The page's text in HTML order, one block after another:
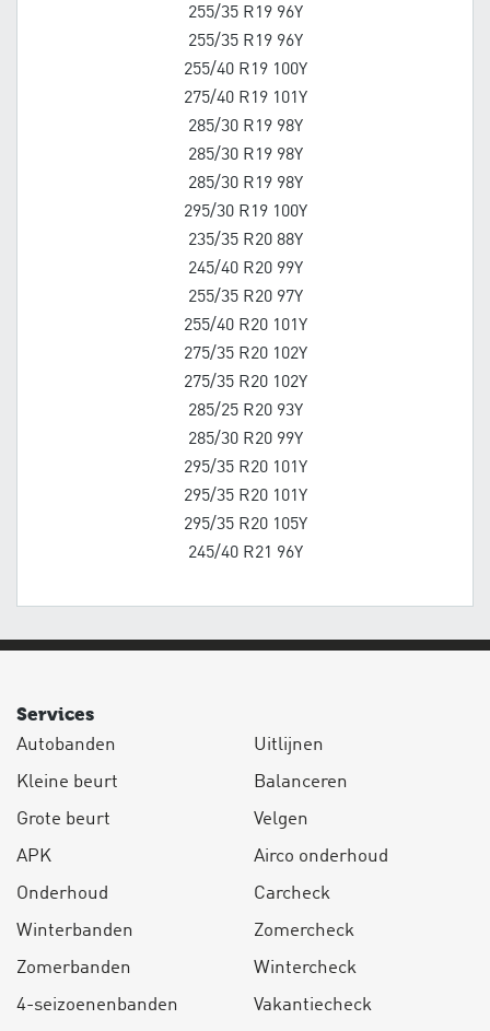
255/35 R19 96Y
255/35 R19 96Y
255/40 R19 100Y
275/40 R19 101Y
285/30 R19 98Y
285/30 R19 98Y
285/30 R19 98Y
295/30 R19 100Y
235/35 R20 88Y
245/40 R20 99Y
255/35 R20 97Y
255/40 R20 101Y
275/35 R20 102Y
275/35 R20 102Y
285/25 R20 93Y
285/30 R20 99Y
295/35 R20 101Y
295/35 R20 101Y
295/35 R20 105Y
245/40 R21 96Y
Services
Autobanden
Kleine beurt
Grote beurt
APK
Onderhoud
Winterbanden
Zomerbanden
4-seizoenenbanden
Uitlijnen
Balanceren
Velgen
Airco onderhoud
Carcheck
Zomercheck
Wintercheck
Vakantiecheck